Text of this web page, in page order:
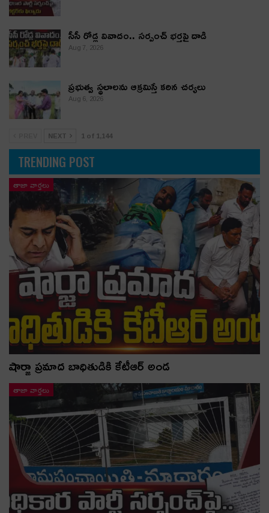
సీసీ రోడ్ల వివాదం.. స‌ర్పంచ్ భ‌ర్త‌పై దాడి
Aug 7, 2026
ప్రభుత్వ స్థలాలను ఆక్రమిస్తే కఠిన చర్యలు
Aug 6, 2026
NEXT 1 of 1,144
TRENDING POST
తాజా వార్తలు
షార్జా ప్రమాద బాధితుడికి కేటీఆర్ అండ
తాజా వార్తలు